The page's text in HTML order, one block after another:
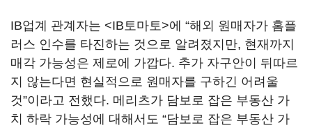
IB업계 관계자는 <IB토마토>에 “해외 원매자가 홈플
러스 인수를 타진하는 것으로 알려졌지만, 현재까지
매각 가능성은 제로에 가깝다. 추가 자구안이 뒤따르
지 않는다면 현실적으로 원매자를 구하긴 어려울
것”이라고 전했다. 메리츠가 담보로 잡은 부동산 가
치 하락 가능성에 대해서도 “담보로 잡은 부동산 가